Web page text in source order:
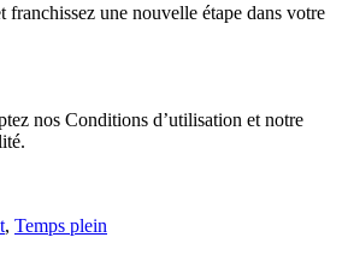
franchissez une nouvelle étape dans votre
nos Conditions d’utilisation et notre
, Temps plein